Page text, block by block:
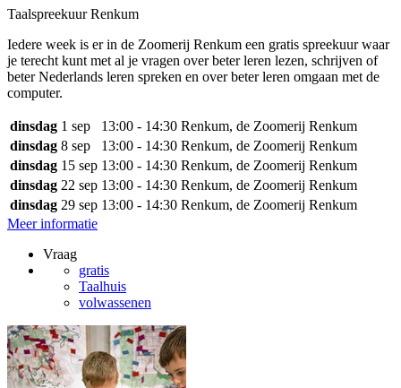
Taalspreekuur Renkum
Iedere week is er in de Zoomerij Renkum een gratis spreekuur waar
je terecht kunt met al je vragen over beter leren lezen, schrijven of
beter Nederlands leren spreken en over beter leren omgaan met de
computer.
dinsdag 1 sep 13:00 - 14:30 Renkum, de Zoomerij Renkum
dinsdag 8 sep 13:00 - 14:30 Renkum, de Zoomerij Renkum
dinsdag 15 sep 13:00 - 14:30 Renkum, de Zoomerij Renkum
dinsdag 22 sep 13:00 - 14:30 Renkum, de Zoomerij Renkum
dinsdag 29 sep 13:00 - 14:30 Renkum, de Zoomerij Renkum
Meer informatie
Vraag
gratis
Taalhuis
volwassenen